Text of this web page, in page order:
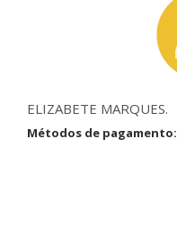
ELIZABETE MARQUES.
Métodos de pagamento: